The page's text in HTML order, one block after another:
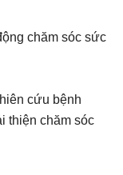
chăm sóc sức
cứu bệnh
thiện chăm sóc